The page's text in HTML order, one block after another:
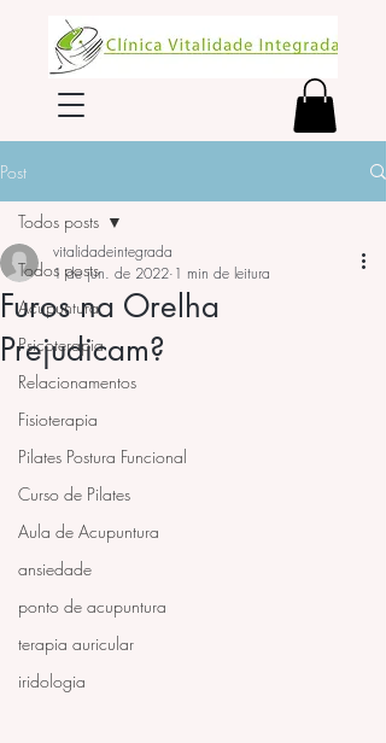
Post
Todos posts
Acupuntura
Psicoterapia
Relacionamentos
Fisioterapia
Pilates Postura Funcional
Curso de Pilates
Aula de Acupuntura
ansiedade
ponto de acupuntura
terapia auricular
iridologia
Todos posts
Furos na Orelha
Prejudicam?
vitalidadeintegrada
1 de jun. de 2022 1 min de leitura